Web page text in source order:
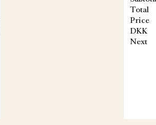
Total
Price
DKK
Next